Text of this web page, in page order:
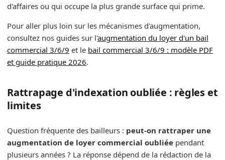
d'affaires ou qui occupe la plus grande surface qui prime.
Pour aller plus loin sur les mécanismes d'augmentation,
consultez nos guides sur l'augmentation du loyer d'un bail
commercial 3/6/9 et le bail commercial 3/6/9 : modèle PDF
et guide pratique 2026.
Rattrapage d'indexation oubliée : règles et
limites
Question fréquente des bailleurs : peut-on rattraper une
augmentation de loyer commercial oubliée pendant
plusieurs années ? La réponse dépend de la rédaction de la